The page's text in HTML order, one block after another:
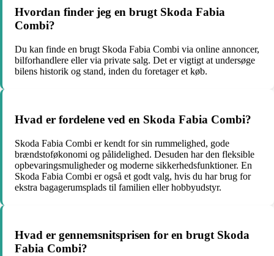
Hvordan finder jeg en brugt Skoda Fabia
Combi?
Du kan finde en brugt Skoda Fabia Combi via online annoncer,
bilforhandlere eller via private salg. Det er vigtigt at undersøge
bilens historik og stand, inden du foretager et køb.
Hvad er fordelene ved en Skoda Fabia Combi?
Skoda Fabia Combi er kendt for sin rummelighed, gode
brændstoføkonomi og pålidelighed. Desuden har den fleksible
opbevaringsmuligheder og moderne sikkerhedsfunktioner. En
Skoda Fabia Combi er også et godt valg, hvis du har brug for
ekstra bagagerumsplads til familien eller hobbyudstyr.
Hvad er gennemsnitsprisen for en brugt Skoda
Fabia Combi?